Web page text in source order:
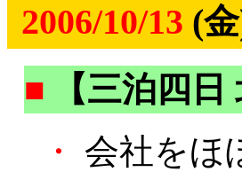
2006/10/13 (
■
【三泊四
・
会社をほ